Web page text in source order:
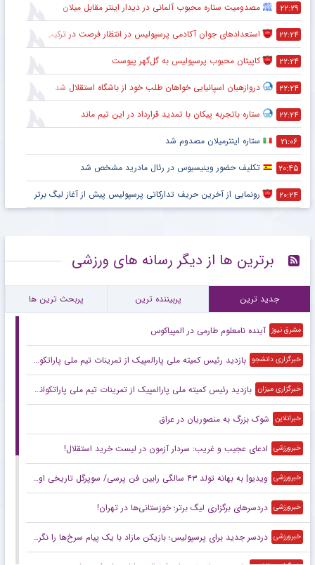
۲۲:۲۹ مصدومیت ستاره محبوب آلمانی در دیدار اینتر مقابل میلان
۲۲:۲۴ استعدادهای جوان آکادمی پرسپولیس در انتظار فرصت در ترکیب اصلی
۲۲:۲۴ کاپیتان محبوب پرسپولیس به گل‌گهر پیوست
۲۲:۲۴ دروازهبان اسپانیایی خواهان طلب خود از باشگاه استقلال شد
۲۲:۲۴ ستاره باتجربه پیکان با تمدید قرارداد در این تیم ماند
۲۱:۰۶ ستاره اینترمیلان مصدوم شد
۲۰:۴۵ تکلیف حضور وینیسیوس در رئال مادرید مشخص شد
۲۰:۲۴ رونمایی از آخرین حریف تدارکاتی پرسپولیس پیش از آغاز لیگ برتر
برترین ها از دیگر رسانه های ورزشی
جدید ترین پربیننده ترین پربحث ترین ها
مشرق نیوز آینده نامعلوم طارمی در المپیاکوس
خبرگزاری دانشجو بازدید رئیس کمیته ملی پارالمپیک از تمرینات تیم ملی پاراتکواندو بانوان
خبرگزاری میزان بازدید رئیس کمیته ملی پارالمپیک از تمرینات تیم ملی پاراتکواندو زنان
خبرانلاین شوک بزرگ به منصوریان در عراق
خبرورزشی ادعای عجیب و غریب: سردار آزمون در لیست خرید استقلال!
خبرورزشی ویدیو| به بهانه تولد ۴۳ سالگی رابین فن پرسی/ سوپرگل تاریخی او به اسپانیا
خبرورزشی دردسرهای برگزاری لیگ برتر؛ خوزستانی‌ها در تهران!
خبرورزشی دردسر جدید برای پرسپولیس؛ بازیکن مازاد با یک پیام سرخ‌ها را نگران کرد!